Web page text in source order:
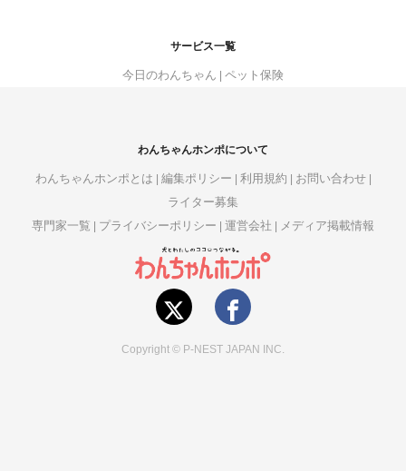
サービス一覧
今日のわんちゃん ペット保険
わんちゃんホンポについて
わんちゃんホンポとは 編集ポリシー 利用規約
お問い合わせ
ライター募集
専門家一覧
プライバシーポリシー 運営会社 メディア掲載情報
Copyright © P-NEST JAPAN INC.